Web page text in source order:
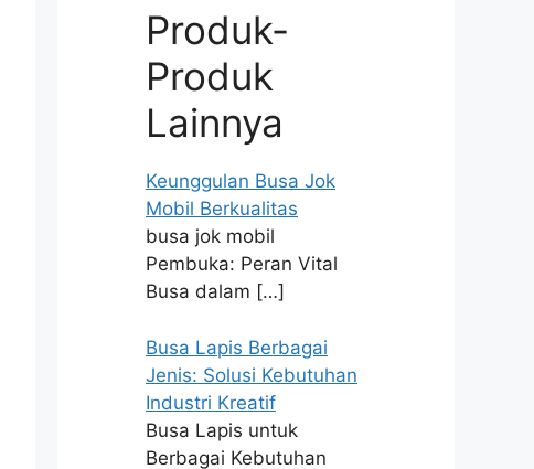
Produk-
Produk
Lainnya
Keunggulan Busa Jok
Mobil Berkualitas
busa jok mobil
Pembuka: Peran Vital
Busa dalam […]
Busa Lapis Berbagai
Jenis: Solusi Kebutuhan
Industri Kreatif
Busa Lapis untuk
Berbagai Kebutuhan